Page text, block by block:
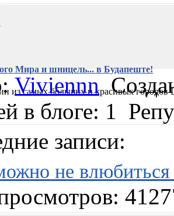
Мира и шницель... в Будапеште!
из самых больших и красивых городов
Viviennn
в блоге: 1
записи:
не